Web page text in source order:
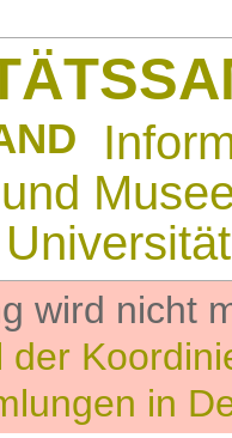
wird nicht
der
in